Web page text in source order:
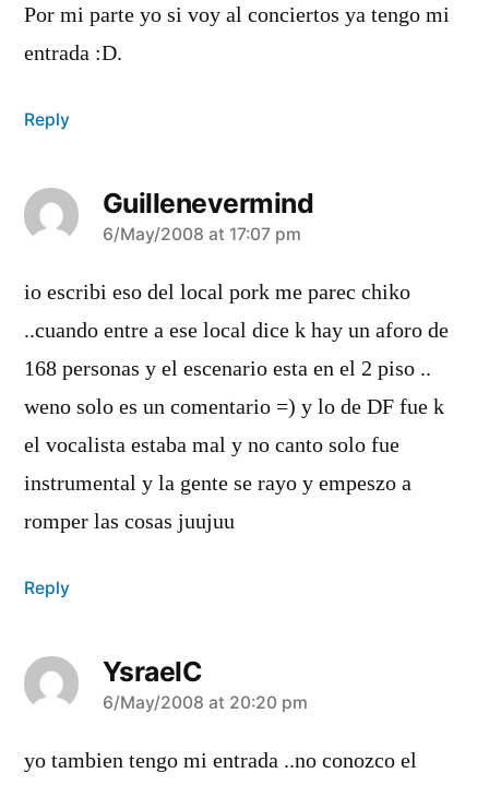
Por mi parte yo si voy al conciertos ya tengo mi
entrada :D.
Reply
Guillenevermind
says:
6/May/2008 at 17:07 pm
io escribi eso del local pork me parec chiko
..cuando entre a ese local dice k hay un aforo de
168 personas y el escenario esta en el 2 piso ..
weno solo es un comentario =) y lo de DF fue k
el vocalista estaba mal y no canto solo fue
instrumental y la gente se rayo y empeszo a
romper las cosas juujuu
Reply
YsraelC
says:
6/May/2008 at 20:20 pm
yo tambien tengo mi entrada ..no conozco el